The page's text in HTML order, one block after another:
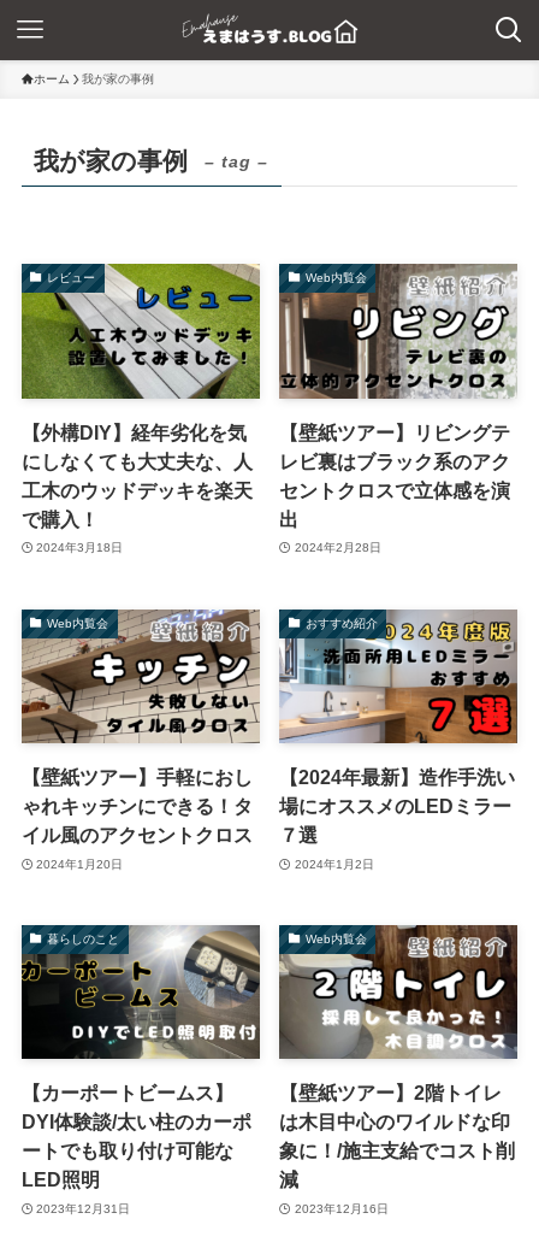
ホーム 我が家の事例
我が家の事例 – tag –
レビュー
【外構DIY】経年劣化を気
にしなくても大丈夫な、人
工木のウッドデッキを楽天
で購入！
2024年3月18日
Web内覧会
【壁紙ツアー】リビングテ
レビ裏はブラック系のアク
セントクロスで立体感を演
出
2024年2月28日
Web内覧会
【壁紙ツアー】手軽におし
ゃれキッチンにできる！タ
イル風のアクセントクロス
2024年1月20日
おすすめ紹介
【2024年最新】造作手洗い
場にオススメのLEDミラー
７選
2024年1月2日
暮らしのこと
【カーポートビームス】
DYI体験談/太い柱のカーポ
ートでも取り付け可能な
LED照明
2023年12月31日
Web内覧会
【壁紙ツアー】2階トイレ
は木目中心のワイルドな印
象に！/施主支給でコスト削
減
2023年12月16日